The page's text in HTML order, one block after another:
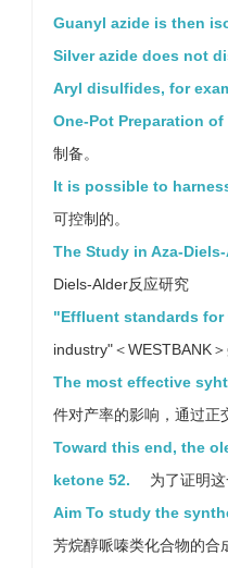
Guanyl azide is then
Silver azide does not
Aryl disulfides, for
One-Pot Preparation
制备。
It is possible to
可控制的。
The Study in Aza-
Diels-Alder反应研究
"Effluent standards for
industry"＜WESTBANK
The most effective
件对产率的影响，通过正
Toward this end, the
ketone 52.
为了证明
Aim To study the
芳烷醇哌嗪类化合物的合